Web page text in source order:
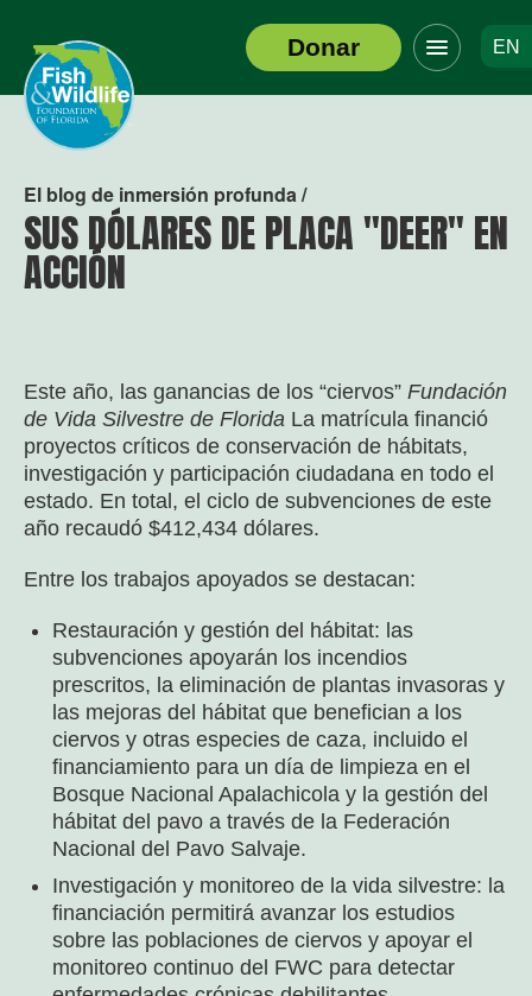
Logotipo
del
encabezado
Donar
Haga
clic
para
alternar
EN
El blog de inmersión profunda /
SUS DÓLARES DE PLACA "DEER" EN
ACCIÓN
Este año, las ganancias de los “ciervos” Fundación
de Vida Silvestre de Florida La matrícula financió
proyectos críticos de conservación de hábitats,
investigación y participación ciudadana en todo el
estado. En total, el ciclo de subvenciones de este
año recaudó $412,434 dólares.
Entre los trabajos apoyados se destacan:
Restauración y gestión del hábitat: las
subvenciones apoyarán los incendios
prescritos, la eliminación de plantas invasoras y
las mejoras del hábitat que benefician a los
ciervos y otras especies de caza, incluido el
financiamiento para un día de limpieza en el
Bosque Nacional Apalachicola y la gestión del
hábitat del pavo a través de la Federación
Nacional del Pavo Salvaje.
Investigación y monitoreo de la vida silvestre: la
financiación permitirá avanzar los estudios
sobre las poblaciones de ciervos y apoyar el
monitoreo continuo del FWC para detectar